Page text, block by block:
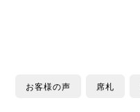
お客様の声 席札